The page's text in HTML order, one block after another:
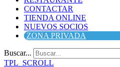
CONTACTAR
TIENDA ONLINE
NUEVOS SOCIOS
ZONA PRIVADA
Buscar...
TPL_SCROLL